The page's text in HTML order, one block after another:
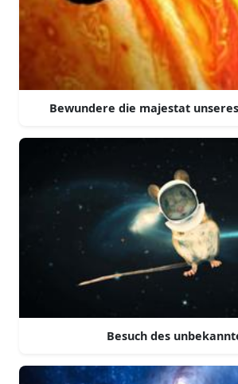
Bewundere die majestat
Besuch des